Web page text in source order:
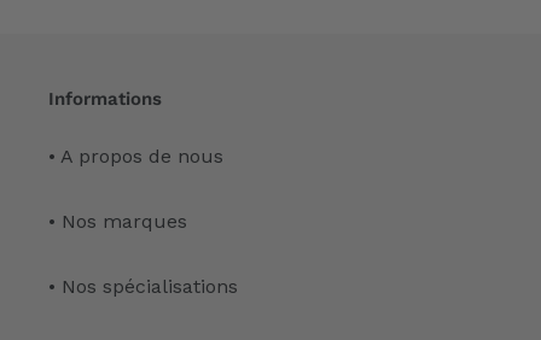
Informations
• A propos de nous
• Nos marques
• Nos spécialisations